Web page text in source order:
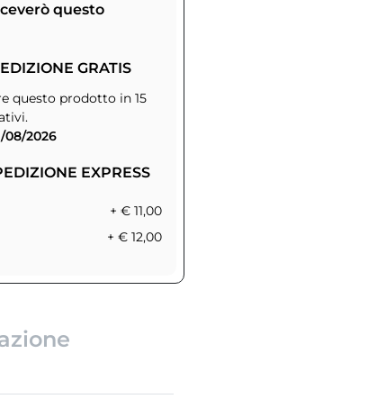
questo
GRATIS
questo prodotto in 15
08/2026
EXPRESS
+ € 11,00
+ € 12,00